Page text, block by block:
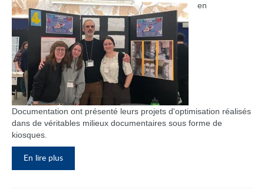
en
Documentation ont présenté leurs projets d'optimisation réalisés
dans de véritables milieux documentaires sous forme de
kiosques.
En lire plus